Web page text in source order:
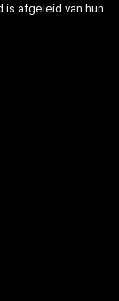
afgeleid van hun